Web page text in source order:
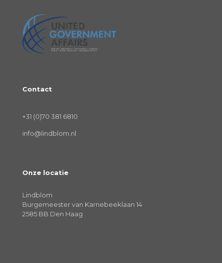
Contact
+31 (0)70 381 6810
info@lindblom.nl
Onze locatie
Lindblom
Burgemeester van Karnebeeklaan 14
2585 BB Den Haag